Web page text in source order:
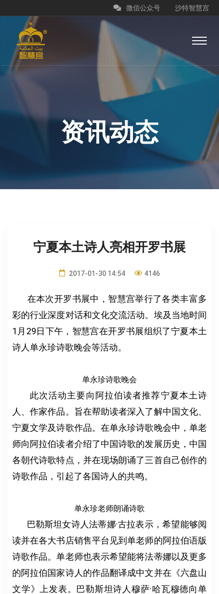
沙特智慧宫
微信公众号
资讯动态
宁夏本土诗人亮相开罗书展
2017-01-30 14:54 4146
在本次开罗书展中，智慧宫举行了各类丰富多
彩的行业深度对话和文化交流活动。埃及当地时间
1月29日下午，智慧宫在开罗书展组织了宁夏本土
诗人单永珍诗歌晚会等活动。
单永珍诗歌晚会
此次活动主要向阿拉伯读者推荐宁夏本土诗
人、作家作品。旨在帮助读者深入了解中国文化、
宁夏文学及诗歌作品。在单永珍诗歌晚会中，单老
师向阿拉伯读者介绍了中国诗歌的发展历史，中国
各朝代诗歌特点，并在现场朗诵了三首自己创作的
诗歌作品，引起了各国诗人的共鸣。
单永珍老师朗诵诗歌
巴勒斯坦女诗人法蒂娜·古拉表示，希望能够阅
读并在各大书店销售平台见到单老师的阿拉伯语版
诗歌作品。单老师也表示希望能将法蒂娜以及更多
的阿拉伯国家诗人的作品翻译成中文并在《六盘山
文学》上发表。巴勒斯坦诗人穆萨·哈瓦穆德向单